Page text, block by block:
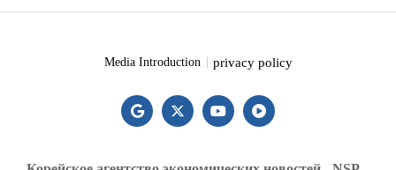
Media Introduction privacy policy